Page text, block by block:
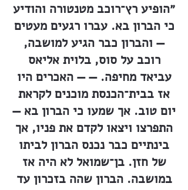
״הופיע רץ־רוכב מטנטורה והודיע
כי הברון בא. עברו רגעים מעטים
— והברון כבר הגיע למושבה,
רוכב על סוס, בלוית אליאס
עביאד מחיפה. — — האכרים היו
אז בבית־הכנסת מוכנים לקראת
יום טוב. אך שמעו כי הברון בא —
התפרצו ויצאו לקדם את פניו, אך
בינתיים כבר נכנס הברון לביתו
של חזן. בן־שמואל לא היה אז
במושבה. הברון שהה בזכרון עד